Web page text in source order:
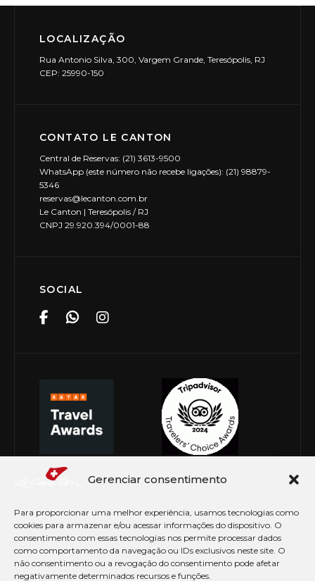
Gerenciar consentimento
Para proporcionar uma melhor experiência, usamos tecnologias como
cookies para armazenar e/ou acessar informações do dispositivo. O
consentimento com essas tecnologias nos permite processar dados
como comportamento da navegação ou IDs exclusivos neste site. O
não consentimento ou a revogação do consentimento pode afetar
negativamente determinados recursos e funções.
LOCALIZAÇÃO
Rua Antonio Silva, 300, Vargem Grande, Teresópolis, RJ
CEP: 25990-150
CONTATO LE CANTON
Central de Reservas: (21) 3613-9500
WhatsApp (este número não recebe ligações): (21) 98879-
5346
reservas@lecanton.com.br
Le Canton | Teresópolis / RJ
CNPJ 29.920.394/0001-88
SOCIAL
© Copyright 2026 Le Canton. Todos os direitos